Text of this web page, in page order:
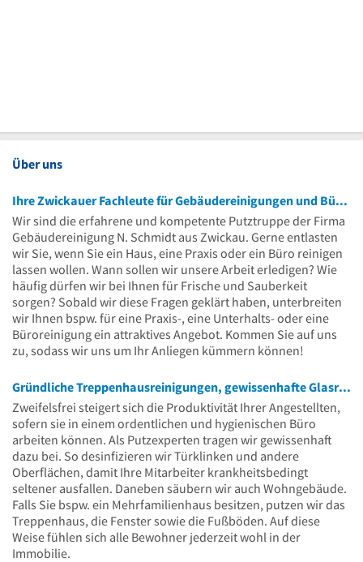
Über uns
Ihre Zwickauer Fachleute für Gebäudereinigungen und Büroreinigungen
Wir sind die erfahrene und kompetente Putztruppe der Firma
Gebäudereinigung N. Schmidt aus Zwickau. Gerne entlasten
wir Sie, wenn Sie ein Haus, eine Praxis oder ein Büro reinigen
lassen wollen. Wann sollen wir unsere Arbeit erledigen? Wie
häufig dürfen wir bei Ihnen für Frische und Sauberkeit
sorgen? Sobald wir diese Fragen geklärt haben, unterbreiten
wir Ihnen bspw. für eine Praxis-, eine Unterhalts- oder eine
Büroreinigung ein attraktives Angebot. Kommen Sie auf uns
zu, sodass wir uns um Ihr Anliegen kümmern können!
Gründliche Treppenhausreinigungen, gewissenhafte Glasreinigungen und vieles mehr
Zweifelsfrei steigert sich die Produktivität Ihrer Angestellten,
sofern sie in einem ordentlichen und hygienischen Büro
arbeiten können. Als Putzexperten tragen wir gewissenhaft
dazu bei. So desinfizieren wir Türklinken und andere
Oberflächen, damit Ihre Mitarbeiter krankheitsbedingt
seltener ausfallen. Daneben säubern wir auch Wohngebäude.
Falls Sie bspw. ein Mehrfamilienhaus besitzen, putzen wir das
Treppenhaus, die Fenster sowie die Fußböden. Auf diese
Weise fühlen sich alle Bewohner jederzeit wohl in der
Immobilie.